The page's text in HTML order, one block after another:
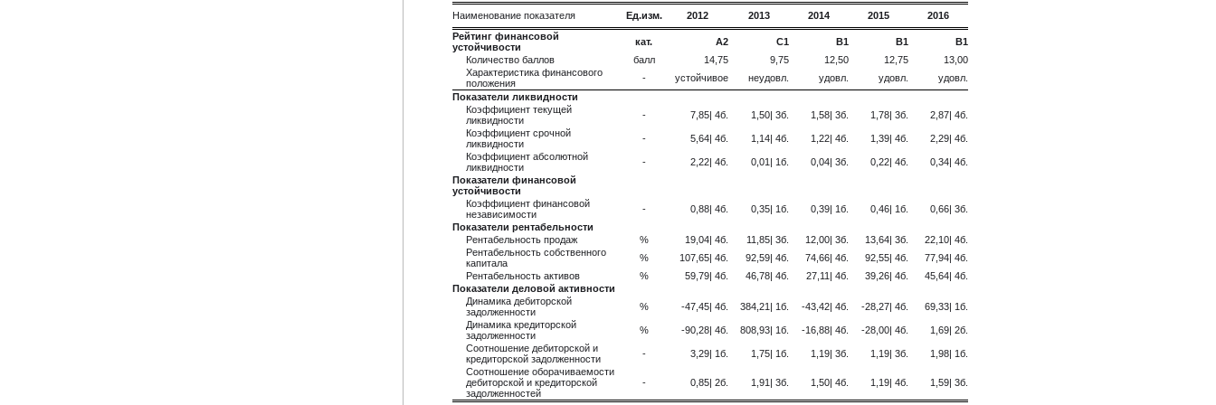
Наименование показателя Ед.изм. 2012 2013 2014 2015
2016
Рейтинг финансовой
устойчивости
кат. A2 C1 B1 B1
B1
Количество баллов
балл 14,75 9,75 12,50 12,75
13,00
Характеристика финансового
положения
- устойчивое неудовл. удовл. удовл.
удовл.
Показатели ликвидности
Коэффициент текущей
ликвидности
- 7,85| 4б. 1,50| 3б. 1,58| 3б. 1,78| 3б.
2,87| 4б.
Коэффициент срочной
ликвидности
- 5,64| 4б. 1,14| 4б. 1,22| 4б. 1,39| 4б.
2,29| 4б.
Коэффициент абсолютной
ликвидности
- 2,22| 4б. 0,01| 1б. 0,04| 3б. 0,22| 4б.
0,34| 4б.
Показатели финансовой
устойчивости
Коэффициент финансовой
независимости
- 0,88| 4б. 0,35| 1б. 0,39| 1б. 0,46| 1б.
0,66| 3б.
Показатели рентабельности
Рентабельность продаж
% 19,04| 4б. 11,85| 3б. 12,00| 3б. 13,64| 3б.
22,10| 4б.
Рентабельность собственного
капитала
% 107,65| 4б. 92,59| 4б. 74,66| 4б. 92,55| 4б.
77,94| 4б.
Рентабельность активов
% 59,79| 4б. 46,78| 4б. 27,11| 4б. 39,26| 4б.
45,64| 4б.
Показатели деловой активности
Динамика дебиторской
задолженности
% -47,45| 4б. 384,21| 1б. -43,42| 4б. -28,27| 4б.
69,33| 1б.
Динамика кредиторской
задолженности
% -90,28| 4б. 808,93| 1б. -16,88| 4б. -28,00| 4б.
1,69| 2б.
Соотношение дебиторской и
кредиторской задолженности
- 3,29| 1б. 1,75| 1б. 1,19| 3б. 1,19| 3б.
1,98| 1б.
Соотношение оборачиваемости
дебиторской и кредиторской
задолженностей
- 0,85| 2б. 1,91| 3б. 1,50| 4б. 1,19| 4б. 1,59| 3б.